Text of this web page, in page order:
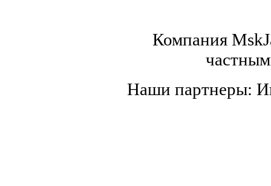
Компания
Наши партнеры: